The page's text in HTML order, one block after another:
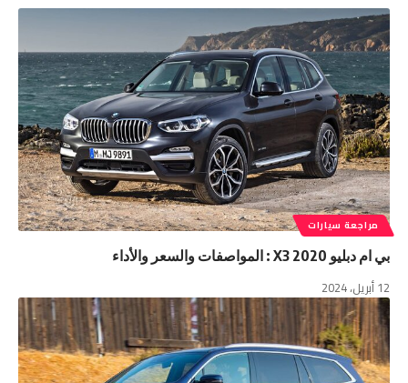
مراجعة سيارات
بي ام دبليو X3 2020 : المواصفات والسعر والأداء
12 أبريل، 2024